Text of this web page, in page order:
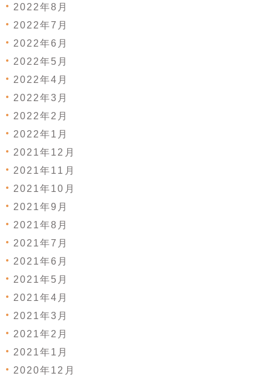
2022年8月
2022年7月
2022年6月
2022年5月
2022年4月
2022年3月
2022年2月
2022年1月
2021年12月
2021年11月
2021年10月
2021年9月
2021年8月
2021年7月
2021年6月
2021年5月
2021年4月
2021年3月
2021年2月
2021年1月
2020年12月